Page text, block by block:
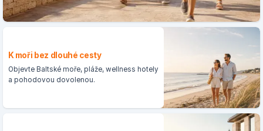
K moři bez dlouhé cesty
Objevte Baltské moře, pláže, wellness hotely
a pohodovou dovolenou.